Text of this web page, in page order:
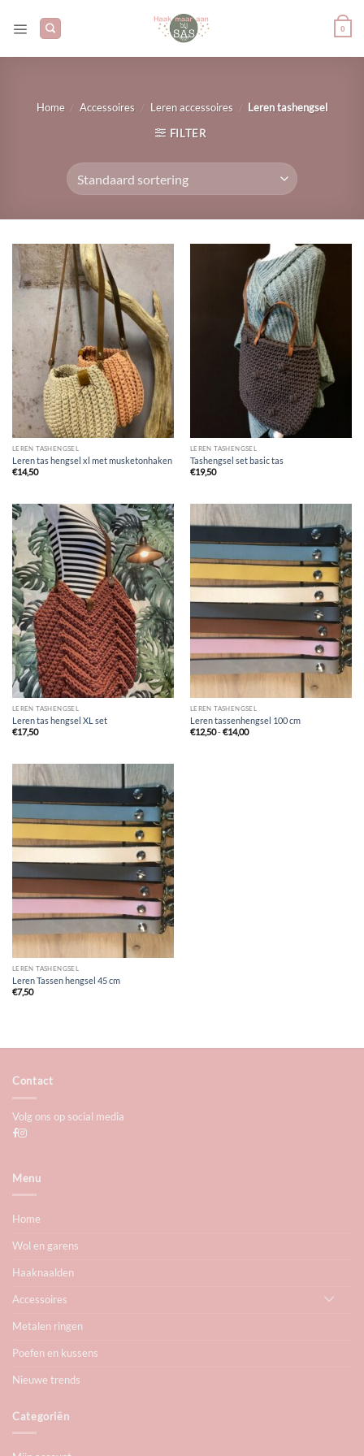
naar
0
Home / Accessoires / Leren accessoires / Leren tashengsel
FILTER
LEREN TASHENGSEL
Leren tas hengsel xl met musketonhaken
€14,50
LEREN TASHENGSEL
Tashengsel set basic tas
€19,50
LEREN TASHENGSEL
Leren tas hengsel XL set
€17,50
LEREN TASHENGSEL
Leren tassenhengsel 100 cm
€12,50-€14,00Prijsklasse:
€12,50
LEREN TASHENGSEL
Leren Tassen hengsel 45 cm
€7,50
Contact
Volg ons op social media
Menu
Home
Wol en garens
Haaknaalden
Accessoires
Metalen ringen
Poefen en kussens
Nieuwe trends
Categoriën